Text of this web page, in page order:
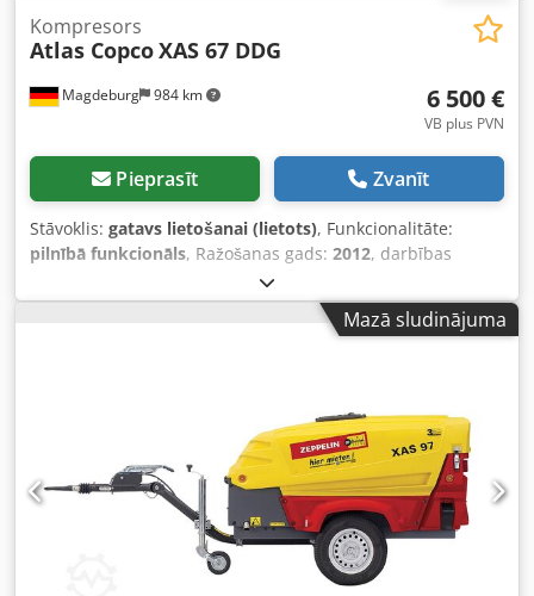
Magdeburg 984 km
Kompresors
Atlas CopcoXAS 67 DDG
6 500 €
VB plus PVN
Pieprasīt Zvanīt
Stāvoklis: gatavs lietošanai (lietots), Funkcionalitāte:
pilnībā funkcionāls, Ražošanas gads: 2012, darbības
, Kompresors Atlas Copco XAS 67 DDG,
izgatavošanas gads 2012, 1680 darba stundas, tilpuma
plūsma 3,5 m³, avārijas ģenerators 12,5 kVA, pieslēgvietas:
Mazā sludinājuma